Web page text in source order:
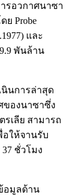
ารอวกาศนาซา
Probe
และ
พันล้าน
นินการล่าสุด
ของนาซาซึ่ง
รเลีย สามารถ
อให้จานรับ
ชั่วโมง
อมูลด้าน